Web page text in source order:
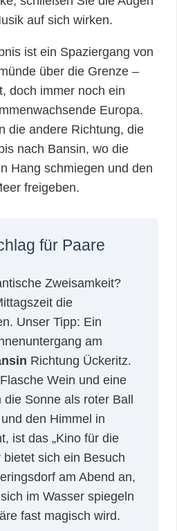
auf sich wirken.
ist ein Spaziergang von
über die Grenze –
doch immer noch ein
Europa.
die andere Richtung, die
nach Bansin, wo die
Hang schmiegen und den
freigeben.
für Paare
Zweisamkeit?
die
Unser Tipp: Ein
am
Richtung Ückeritz.
Wein und eine
die Sonne als roter Ball
den Himmel in
ist das „Kino für die
bietet sich ein Besuch
am Abend an,
im Wasser spiegeln
fast magisch wird.